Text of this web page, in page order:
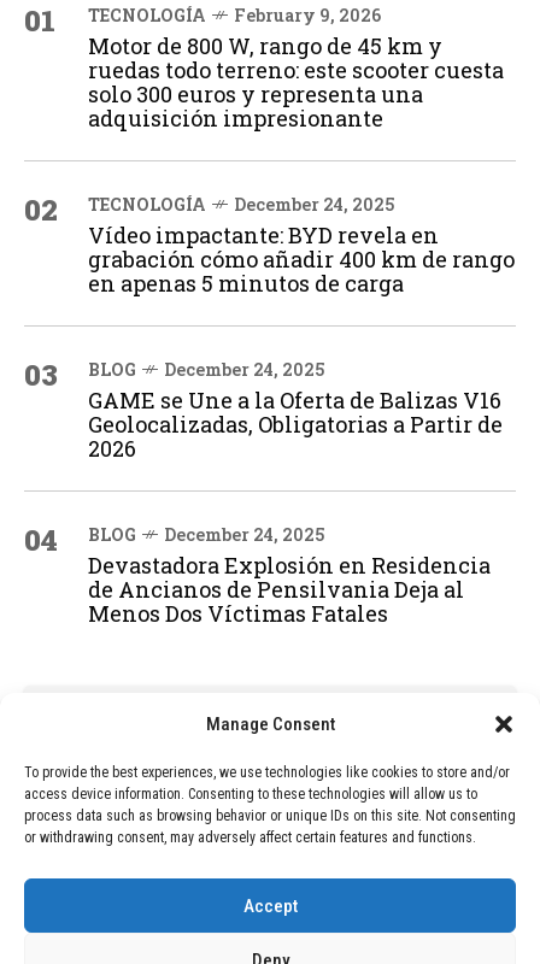
Manage Consent
To provide the best experiences, we use technologies like cookies to store and/or
access device information. Consenting to these technologies will allow us to
process data such as browsing behavior or unique IDs on this site. Not consenting
or withdrawing consent, may adversely affect certain features and functions.
Accept
01 TECNOLOGÍA February 9, 2026
Motor de 800 W, rango de 45 km y
ruedas todo terreno: este scooter cuesta
solo 300 euros y representa una
adquisición impresionante
02 TECNOLOGÍA December 24, 2025
Vídeo impactante: BYD revela en
grabación cómo añadir 400 km de rango
en apenas 5 minutos de carga
03 BLOG December 24, 2025
GAME se Une a la Oferta de Balizas V16
Geolocalizadas, Obligatorias a Partir de
2026
04 BLOG December 24, 2025
Devastadora Explosión en Residencia
de Ancianos de Pensilvania Deja al
Menos Dos Víctimas Fatales